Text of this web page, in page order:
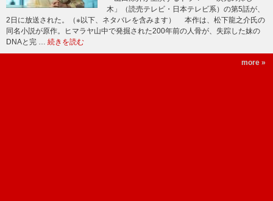
木」（読売テレビ・日本テレビ系）の第5話が、
2日に放送された。（※以下、ネタバレを含みます） 本作は、松下龍之介氏の
同名小説が原作。ヒマラヤ山中で発掘された200年前の人骨が、失踪した妹の
DNAと完 … 続きを読む
more »